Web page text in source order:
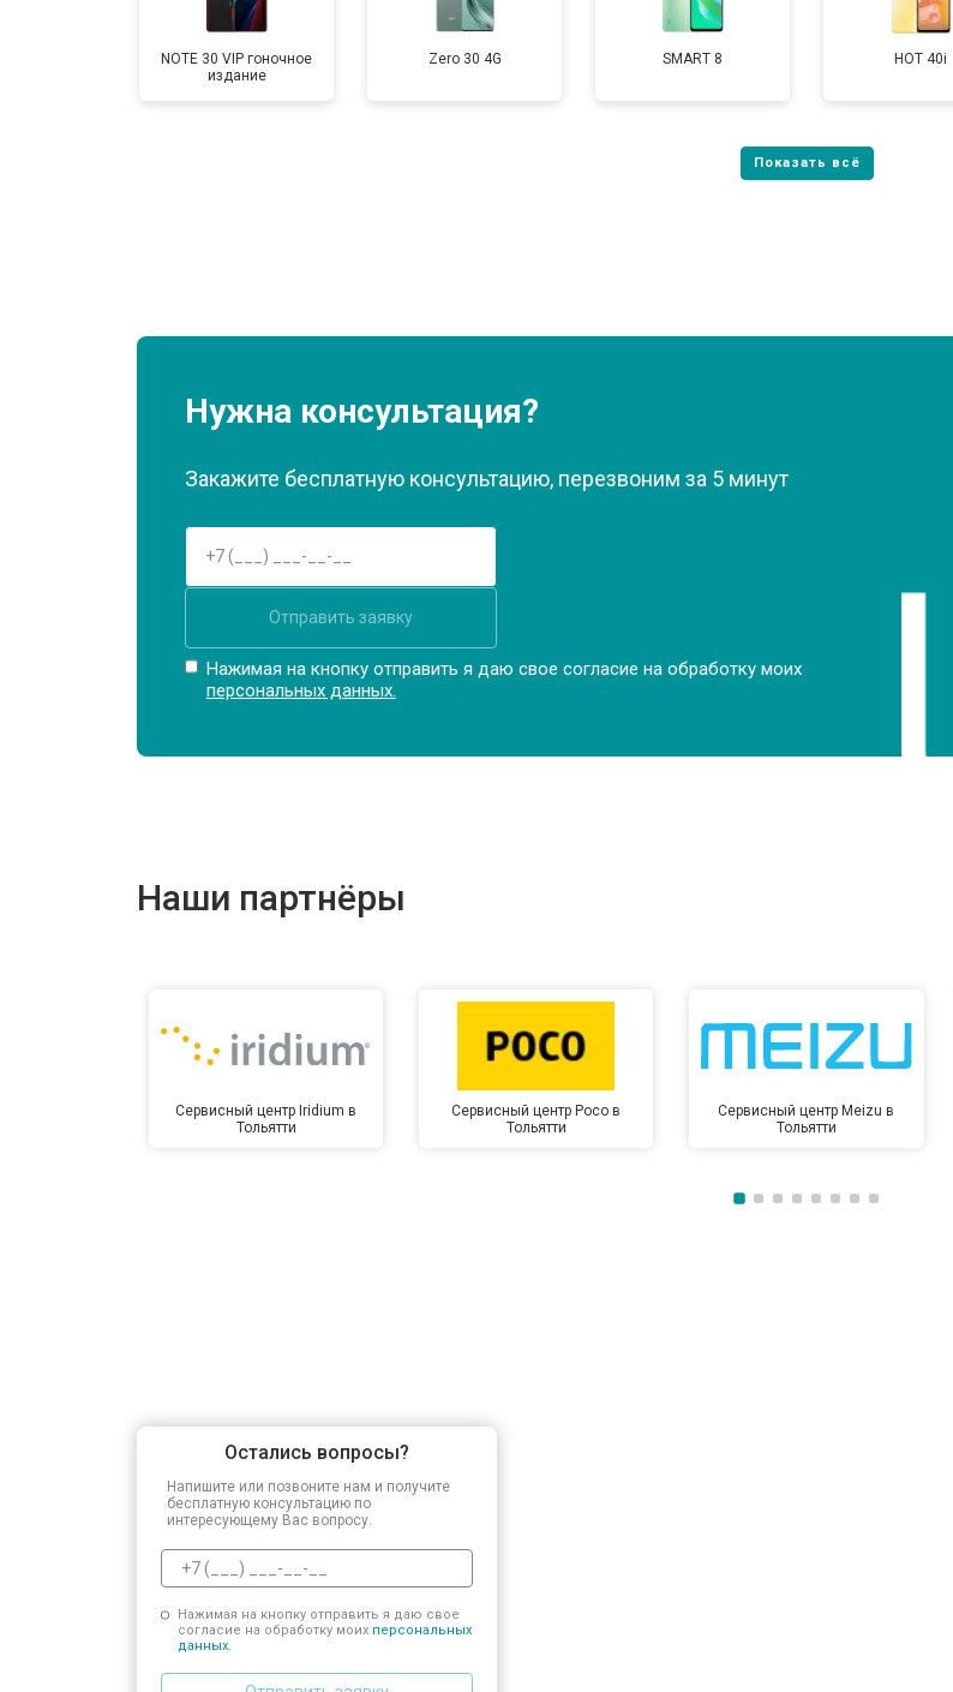
Ремонт динамика от 40 мин
NOTE 30 VIP гоночное
издание
Zero 30 4G SMART 8 HOT 40i
Нужна консультация?
Закажите бесплатную консультацию, перезвоним за 5 минут
Отправить заявку
Нажимая на кнопку отправить я даю свое согласие на обработку моих
персональных данных.
Наши партнёры
Сервисный центр Iridium в
Тольятти
Сервисный центр Poco в
Тольятти
Сервисный центр Meizu в
Тольятти
Остались вопросы?
Напишите или позвоните нам и получите
бесплатную консультацию по
интересующему Вас вопросу.
Нажимая на кнопку отправить я даю свое
согласие на обработку моих персональных
данных.